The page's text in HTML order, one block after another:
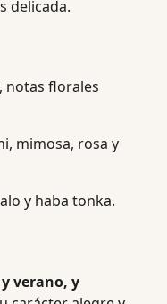
delicada.
notas florales
mimosa, rosa y
y haba tonka.
verano, y